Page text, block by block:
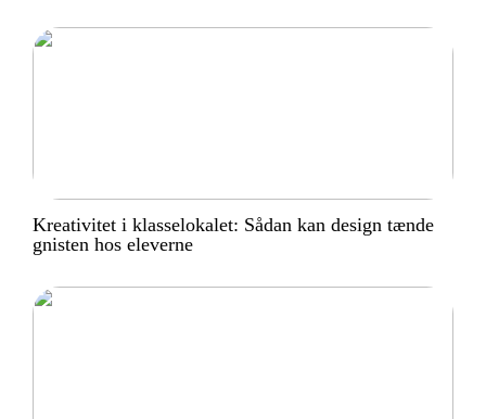
Kreativitet i klasselokalet: Sådan kan design tænde
gnisten hos eleverne